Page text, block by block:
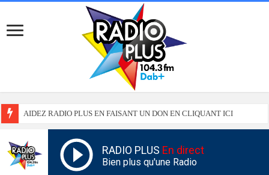
AIDEZ RADIO PLUS EN FAISANT UN DON EN CLIQUANT ICI
RADIO PLUS En direct
Bien plus qu'une Radio